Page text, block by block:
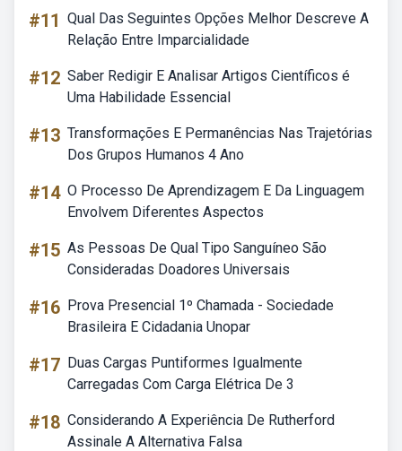
#11 Qual Das Seguintes Opções Melhor Descreve A
Relação Entre Imparcialidade
#12 Saber Redigir E Analisar Artigos Científicos é
Uma Habilidade Essencial
#13 Transformações E Permanências Nas Trajetórias
Dos Grupos Humanos 4 Ano
#14 O Processo De Aprendizagem E Da Linguagem
Envolvem Diferentes Aspectos
#15 As Pessoas De Qual Tipo Sanguíneo São
Consideradas Doadores Universais
#16 Prova Presencial 1º Chamada - Sociedade
Brasileira E Cidadania Unopar
#17 Duas Cargas Puntiformes Igualmente
Carregadas Com Carga Elétrica De 3
#18 Considerando A Experiência De Rutherford
Assinale A Alternativa Falsa